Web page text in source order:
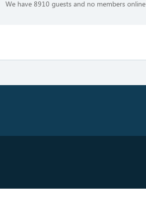
We have 8910 guests and no members online